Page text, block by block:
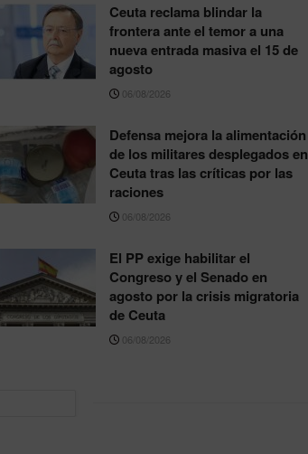
Ceuta reclama blindar la
frontera ante el temor a una
nueva entrada masiva el 15 de
agosto
06/08/2026
Defensa mejora la alimentación
de los militares desplegados en
Ceuta tras las críticas por las
raciones
06/08/2026
El PP exige habilitar el
Congreso y el Senado en
agosto por la crisis migratoria
de Ceuta
06/08/2026